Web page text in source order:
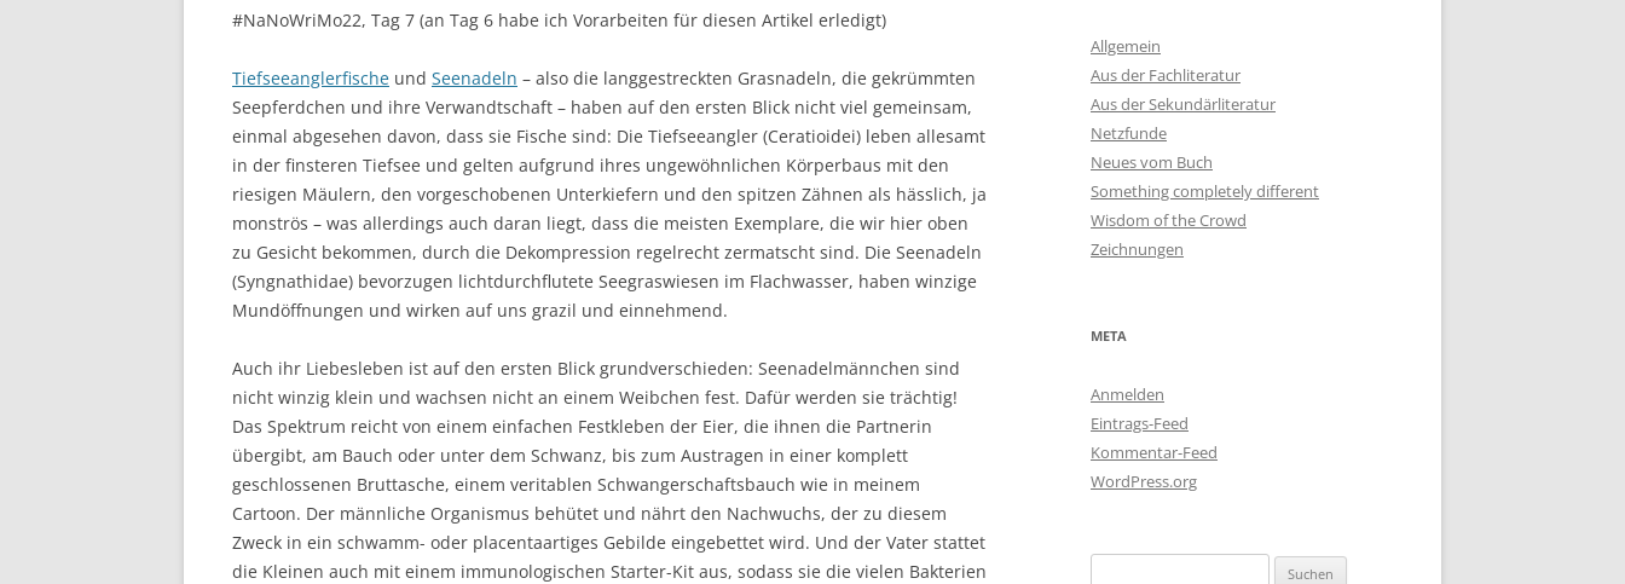
#NaNoWriMo22, Tag 7 (an Tag 6 habe ich Vorarbeiten für diesen Artikel erledigt)
Tiefseeanglerfische und Seenadeln – also die langgestreckten Grasnadeln, die gekrümmten
Seepferdchen und ihre Verwandtschaft – haben auf den ersten Blick nicht viel gemeinsam,
einmal abgesehen davon, dass sie Fische sind: Die Tiefseeangler (Ceratioidei) leben allesamt
in der finsteren Tiefsee und gelten aufgrund ihres ungewöhnlichen Körperbaus mit den
riesigen Mäulern, den vorgeschobenen Unterkiefern und den spitzen Zähnen als hässlich, ja
monströs – was allerdings auch daran liegt, dass die meisten Exemplare, die wir hier oben
zu Gesicht bekommen, durch die Dekompression regelrecht zermatscht sind. Die Seenadeln
(Syngnathidae) bevorzugen lichtdurchflutete Seegraswiesen im Flachwasser, haben winzige
Mundöffnungen und wirken auf uns grazil und einnehmend.
Auch ihr Liebesleben ist auf den ersten Blick grundverschieden: Seenadelmännchen sind
nicht winzig klein und wachsen nicht an einem Weibchen fest. Dafür werden sie trächtig!
Das Spektrum reicht von einem einfachen Festkleben der Eier, die ihnen die Partnerin
übergibt, am Bauch oder unter dem Schwanz, bis zum Austragen in einer komplett
geschlossenen Bruttasche, einem veritablen Schwangerschaftsbauch wie in meinem
Cartoon. Der männliche Organismus behütet und nährt den Nachwuchs, der zu diesem
Zweck in ein schwamm- oder placentaartiges Gebilde eingebettet wird. Und der Vater stattet
die Kleinen auch mit einem immunologischen Starter-Kit aus, sodass sie die vielen Bakterien
Allgemein
Aus der Fachliteratur
Aus der Sekundärliteratur
Netzfunde
Neues vom Buch
Something completely different
Wisdom of the Crowd
Zeichnungen
META
Anmelden
Eintrags-Feed
Kommentar-Feed
WordPress.org